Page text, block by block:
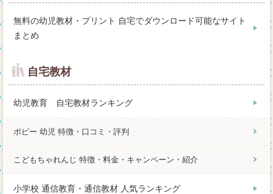
無料の幼児教材・プリント 自宅でダウンロード可能なサイト
まとめ
自宅教材
幼児教育 自宅教材ランキング
ポピー 幼児 特徴・口コミ・評判
こどもちゃれんじ 特徴・料金・キャンペーン・紹介
小学校 通信教育・通信教材 人気ランキング